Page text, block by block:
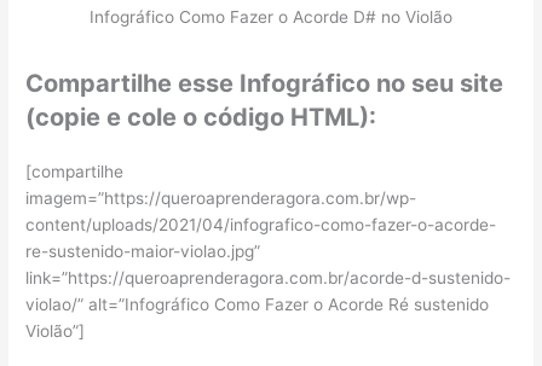
Infográfico Como Fazer o Acorde D# no Violão
Compartilhe esse Infográfico no seu site
(copie e cole o código HTML):
[compartilhe
imagem=”https://queroaprenderagora.com.br/wp-
content/uploads/2021/04/infografico-como-fazer-o-acorde-
re-sustenido-maior-violao.jpg”
link=”https://queroaprenderagora.com.br/acorde-d-sustenido-
violao/” alt=”Infográfico Como Fazer o Acorde Ré sustenido
Violão”]